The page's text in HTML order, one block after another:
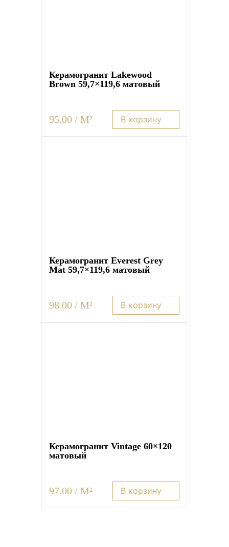
Керамогранит Lakewood
Brown 59,7×119,6 матовый
95.00 / M² В корзину
Керамогранит Everest Grey
Mat 59,7×119,6 матовый
98.00 / M² В корзину
Керамогранит Vintage 60×120
матовый
97.00 / M² В корзину